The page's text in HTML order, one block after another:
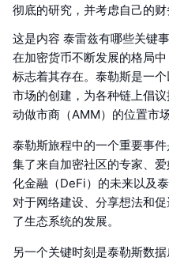
彻底的研究，并考虑自己的财
这是内容 泰雷兹有哪些关键
在加密货币不断发展的格局
标志着其存在。泰勒斯是一
市场的创建，为各种链上倡
动做市商（AMM）的位置市
泰勒斯旅程中的一个重要事
集了来自加密社区的专家、
化金融（DeFi）的未来以及
对于网络建设、分享想法和
了生态系统的发展。
另一个关键时刻是泰勒斯数